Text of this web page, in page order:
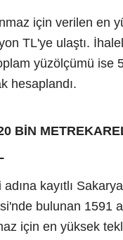
için verilen en
TL'ye ulaştı.
yüzölçümü ise
hesaplandı.
BİN
kayıtlı
bulunan 1591
için en yüksek